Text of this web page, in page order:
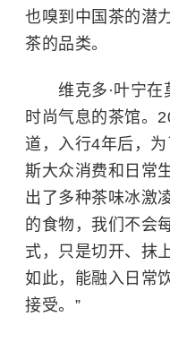
也嗅到中国茶的潜
茶的品类。
维克多·叶宁在
时尚气息的茶馆。
道，入行4年后，
斯大众消费和日常
出了多种茶味冰激
的食物，我们不会
式，只是切开、抹
如此，能融入日常
接受。”